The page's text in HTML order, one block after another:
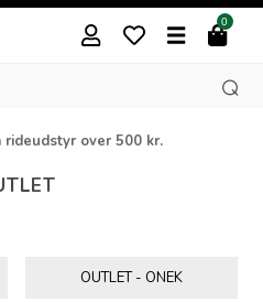
0
butik i Vedsted
OUTLET - ONEK